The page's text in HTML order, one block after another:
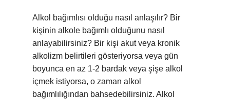
Alkol bağımlısı olduğu nasıl anlaşılır? Bir
kişinin alkole bağımlı olduğunu nasıl
anlayabilirsiniz? Bir kişi akut veya kronik
alkolizm belirtileri gösteriyorsa veya gün
boyunca en az 1-2 bardak veya şişe alkol
içmek istiyorsa, o zaman alkol
bağımlılığından bahsedebilirsiniz. Alkol